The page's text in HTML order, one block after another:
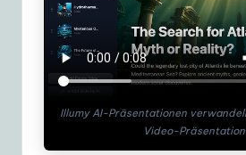
Illumy AI-Präsentationen
Video-